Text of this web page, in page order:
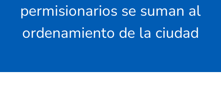
permisionarios se suman al
ordenamiento de la ciudad